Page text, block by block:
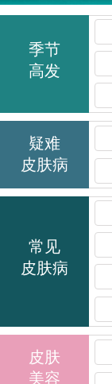
季节
高发
疑难
皮肤病
常见
皮肤病
皮肤
美容